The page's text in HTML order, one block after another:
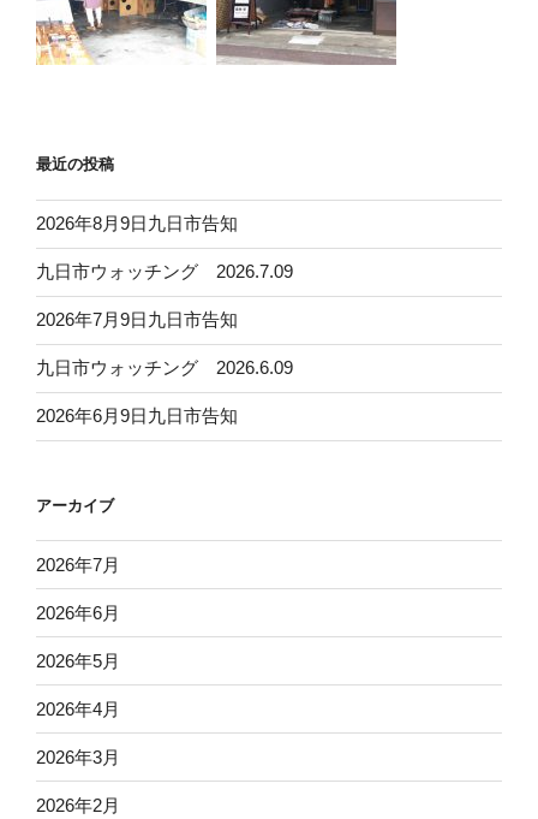
最近の投稿
2026年8月9日九日市告知
九日市ウォッチング 2026.7.09
2026年7月9日九日市告知
九日市ウォッチング 2026.6.09
2026年6月9日九日市告知
アーカイブ
2026年7月
2026年6月
2026年5月
2026年4月
2026年3月
2026年2月